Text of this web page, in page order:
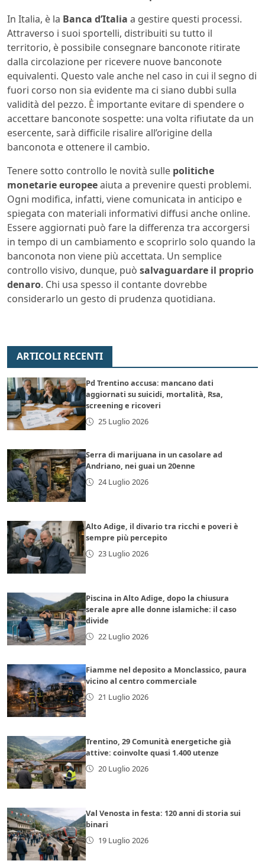
In Italia, è la Banca d’Italia a gestire questi processi.
Attraverso i suoi sportelli, distribuiti su tutto il
territorio, è possibile consegnare banconote ritirate
dalla circolazione per ricevere nuove banconote
equivalenti. Questo vale anche nel caso in cui il segno di
fuori corso non sia evidente ma ci siano dubbi sulla
validità del pezzo. È importante evitare di spendere o
accettare banconote sospette: una volta rifiutate da un
esercente, sarà difficile risalire all’origine della
banconota e ottenere il cambio.
Tenere sotto controllo le novità sulle politiche
monetarie europeeaiuta a prevenire questi problemi.
Ogni modifica, infatti, viene comunicata in anticipo e
spiegata con materiali informativi diffusi anche online.
Essere aggiornati può fare la differenza tra accorgersi
in tempo di un cambiamento e scoprirlo solo quando la
banconota non viene più accettata. Un semplice
controllo visivo, dunque, può salvaguardare il proprio
denaro. Chi usa spesso il contante dovrebbe
considerarlo un gesto di prudenza quotidiana.
ARTICOLI RECENTI
Pd Trentino accusa: mancano dati
aggiornati su suicidi, mortalità, Rsa,
screening e ricoveri
25 Luglio 2026
Serra di marijuana in un casolare ad
Andriano, nei guai un 20enne
24 Luglio 2026
Alto Adige, il divario tra ricchi e poveri è
sempre più percepito
23 Luglio 2026
Piscina in Alto Adige, dopo la chiusura
serale apre alle donne islamiche: il caso
divide
22 Luglio 2026
Fiamme nel deposito a Monclassico, paura
vicino al centro commerciale
21 Luglio 2026
Trentino, 29 Comunità energetiche già
attive: coinvolte quasi 1.400 utenze
20 Luglio 2026
Val Venosta in festa: 120 anni di storia sui
binari
19 Luglio 2026